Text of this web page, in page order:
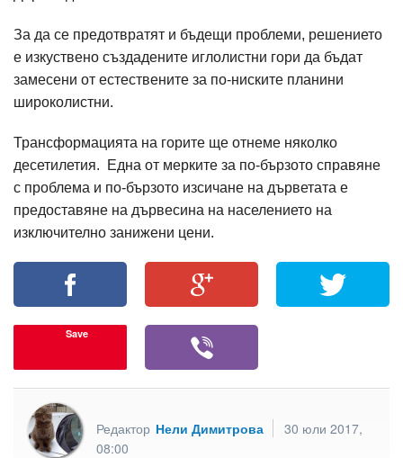
За да се предотвратят и бъдещи проблеми, решението
е изкуствено създадените иглолистни гори да бъдат
замесени от естествените за по-ниските планини
широколистни.
Трансформацията на горите ще отнеме няколко
десетилетия. Една от мерките за по-бързото справяне
с проблема и по-бързото изсичане на дърветата е
предоставяне на дървесина на населението на
изключително занижени цени.
Save
Редактор Нели Димитрова
30 юли 2017,
08:00